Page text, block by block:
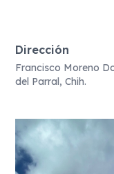
Dirección
Francisco Moreno
del Parral, Chih.